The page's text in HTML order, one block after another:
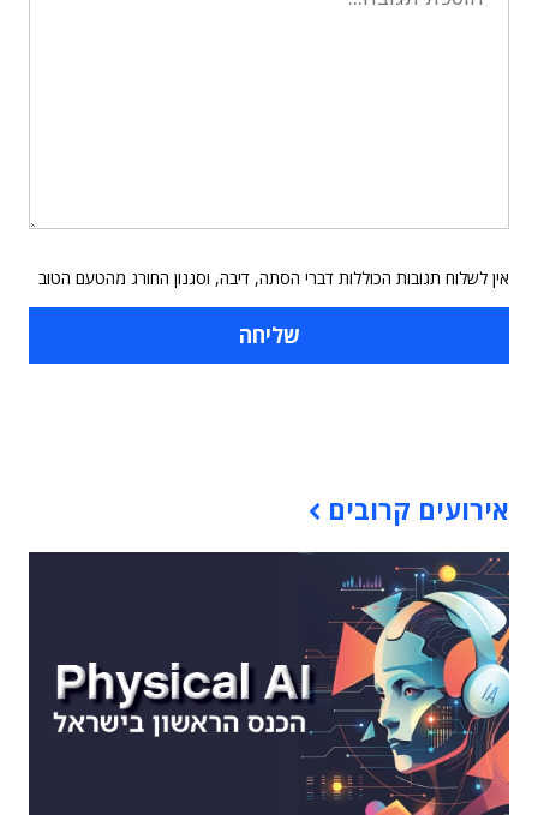
אין לשלוח תגובות הכוללות דברי הסתה, דיבה, וסגנון החורג מהטעם הטוב
אירועים קרובים